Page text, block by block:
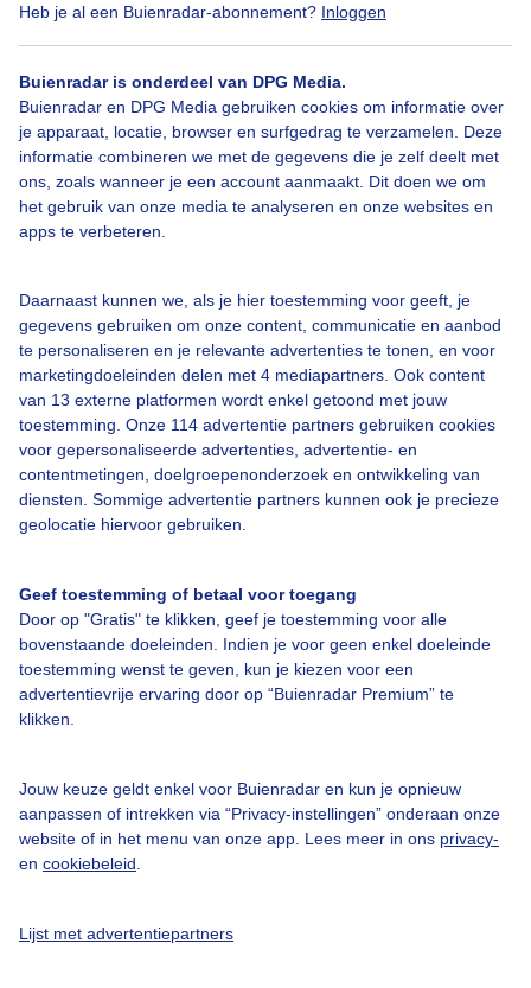
Heb je al een Buienradar-abonnement? Inloggen
Buienradar is onderdeel van DPG Media.
Buienradar en DPG Media gebruiken cookies om informatie over
je apparaat, locatie, browser en surfgedrag te verzamelen. Deze
informatie combineren we met de gegevens die je zelf deelt met
ons, zoals wanneer je een account aanmaakt. Dit doen we om
het gebruik van onze media te analyseren en onze websites en
apps te verbeteren.
Daarnaast kunnen we, als je hier toestemming voor geeft, je
gegevens gebruiken om onze content, communicatie en aanbod
te personaliseren en je relevante advertenties te tonen, en voor
marketingdoeleinden delen met 4 mediapartners. Ook content
van 13 externe platformen wordt enkel getoond met jouw
toestemming. Onze 114 advertentie partners gebruiken cookies
voor gepersonaliseerde advertenties, advertentie- en
contentmetingen, doelgroepenonderzoek en ontwikkeling van
diensten. Sommige advertentie partners kunnen ook je precieze
geolocatie hiervoor gebruiken.
Geef toestemming of betaal voor toegang
Door op "Gratis" te klikken, geef je toestemming voor alle
bovenstaande doeleinden. Indien je voor geen enkel doeleinde
toestemming wenst te geven, kun je kiezen voor een
advertentievrije ervaring door op “Buienradar Premium” te
klikken.
Jouw keuze geldt enkel voor Buienradar en kun je opnieuw
aanpassen of intrekken via “Privacy-instellingen” onderaan onze
website of in het menu van onze app. Lees meer in ons privacy-
en cookiebeleid
Lijst met advertentiepartners
Bekijk slideshow
Over Buienradar
Bedrijfsgegevens
Contact
Toegankelijkheid
Gebruikersvoorwaarden
Privacy beleid
Cookie beleid
Gratis weerdata